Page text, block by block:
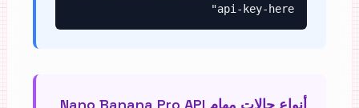
api-key-here"